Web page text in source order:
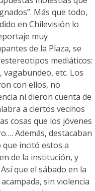
Más que todo,
en Chilevisión lo
muy
de la Plaza, se
mediáticos:
etc. Los
con ellos, no
ni dieron cuenta de
a ciertos vecinos
cosas que los jóvenes
Además, destacaban
que incitó estos a
de la institución, y
que el sábado en la
sin violencia